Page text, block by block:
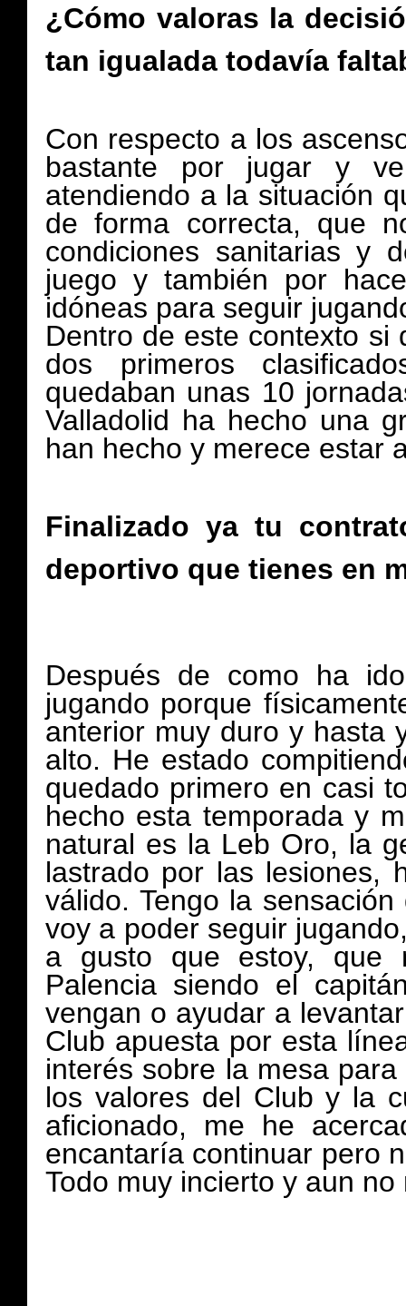
¿Cómo valoras la
tan igualada todavía
Con respecto a los
bastante por jugar y
atendiendo a la situación
de forma correcta, que
condiciones sanitarias y
juego y también por
idóneas para seguir
Dentro de este contexto si
dos primeros
quedaban unas 10
Valladolid ha hecho una
han hecho y merece estar
Finalizado ya tu
deportivo que tienes en
Después de como ha
jugando porque
anterior muy duro y hasta
alto. He estado
quedado primero en casi
hecho esta temporada y
natural es la Leb Oro, la
lastrado por las lesiones,
válido. Tengo la
voy a poder seguir
a gusto que estoy, que
Palencia siendo el
vengan o ayudar a
Club apuesta por esta
interés sobre la mesa
los valores del Club y la
aficionado, me he
encantaría continuar pero
Todo muy incierto y aun